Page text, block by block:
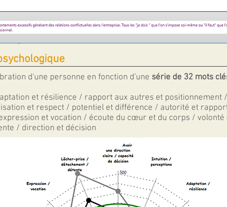
d'une personne en fonction d'une série de 32 mots
et résilience / rapport aux autres et positionnement
et respect / potentiel et différence / autorité et
et vocation / écoute du cœur et du corps /
/ direction et décision